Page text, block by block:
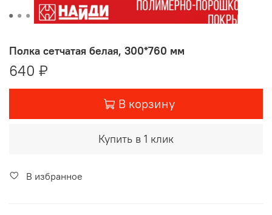
Полка сетчатая белая, 300*760 мм
640 ₽
В корзину
Купить в 1 клик
В избранное